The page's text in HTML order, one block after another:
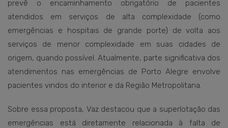
prevê o encaminhamento obrigatório de pacientes
atendidos em serviços de alta complexidade (como
emergências e hospitais de grande porte) de volta aos
serviços de menor complexidade em suas cidades de
origem, quando possível. Atualmente, parte significativa dos
atendimentos nas emergências de Porto Alegre envolve
pacientes vindos do interior e da Região Metropolitana.
Sobre essa proposta, Vaz destacou que a superlotação das
emergências está diretamente relacionada à falta de